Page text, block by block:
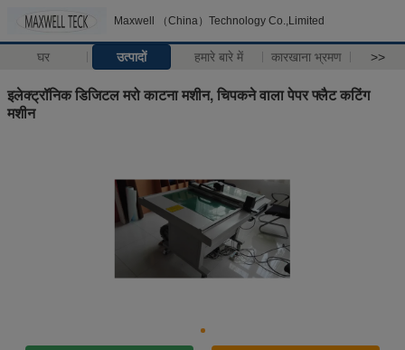
Maxwell （China）Technology Co.,Limited
घर उत्पादों हमारे बारे में कारखाना भ्रमण >>
इलेक्ट्रॉनिक डिजिटल मरो काटना मशीन, चिपकने वाला पेपर फ्लैट कटिंग
मशीन